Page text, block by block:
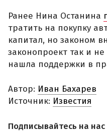
Ранее Нина Останина
тратить на покупку
капитал, но законом
законопроект так и
нашла поддержки в
Автор: Иван Бахарев
Источник: Известия
Подписывайтесь на нас